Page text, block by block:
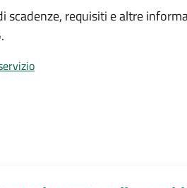
scadenze, requisiti e altre